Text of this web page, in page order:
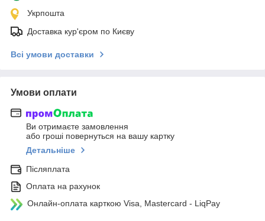
Укрпошта
Доставка кур'єром по Києву
Всі умови доставки
Умови оплати
Ви отримаєте замовлення
або гроші повернуться на вашу картку
Детальніше
Післяплата
Оплата на рахунок
Онлайн-оплата карткою Visa, Mastercard - LiqPay